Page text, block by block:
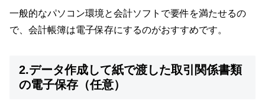
一般的なパソコン環境と会計ソフトで要件を満たせるの
で、会計帳簿は電子保存にするのがおすすめです。
2.データ作成して紙で渡した取引関係書類
の電子保存（任意）